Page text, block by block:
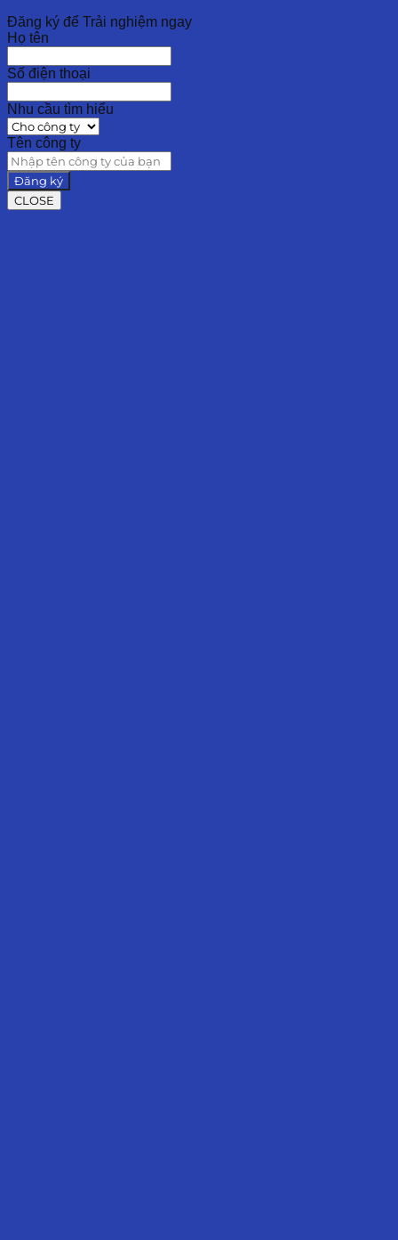
Đăng ký để Trải nghiệm ngay
Họ tên
Số điện thoại
Nhu cầu tìm hiểu
Tên công ty
Đăng ký
CLOSE